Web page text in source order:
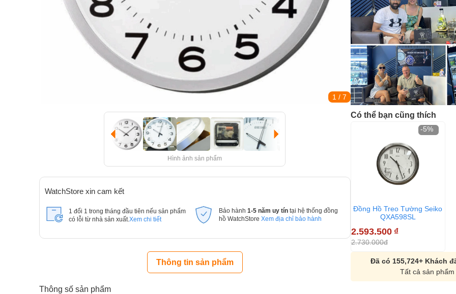
1 / 7
Hình ảnh sản phẩm
WatchStore xin cam kết
1 đổi 1 trong tháng đầu tiên nếu sản phẩm
có lỗi từ nhà sản xuất. Xem chi tiết
Bảo hành 1-5 năm uy tín tại hệ thống đồng
hồ WatchStore Xem địa chỉ bảo hành
Thông tin sản phẩm
Thông số sản phẩm
Có thể bạn cũng thích
Đồng Hồ Treo Tường Seiko
QXA598SL
2.593.500 ₫
2.730.000đ
-5%
Đã có 155,724+ Khách
Tất cả sản